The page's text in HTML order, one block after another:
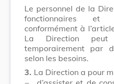
Le personnel de la
fonctionnaires et
conformément à
La Direction
temporairement par
selon les besoins.
3. La Direction a pour